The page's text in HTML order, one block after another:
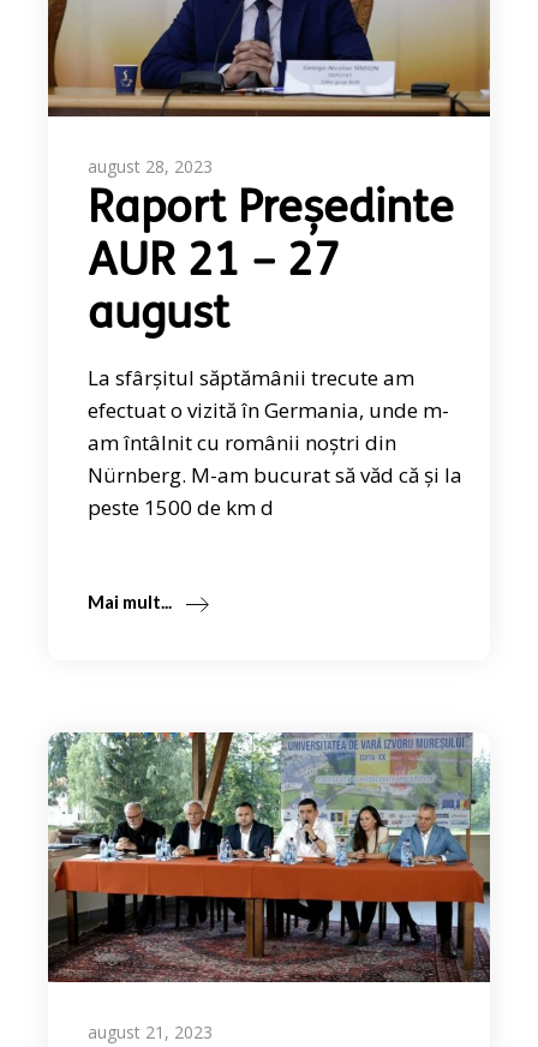
august 28, 2023
Raport Președinte
AUR 21 – 27
august
La sfârșitul săptămânii trecute am
efectuat o vizită în Germania, unde m-
am întâlnit cu românii noștri din
Nürnberg. M-am bucurat să văd că și la
peste 1500 de km d
Mai mult...
august 21, 2023